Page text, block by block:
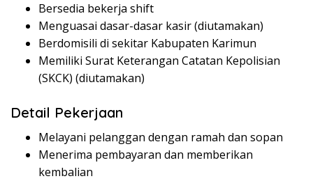
Bersedia bekerja shift
Menguasai dasar-dasar kasir (diutamakan)
Berdomisili di sekitar Kabupaten Karimun
Memiliki Surat Keterangan Catatan Kepolisian
(SKCK) (diutamakan)
Detail Pekerjaan
Melayani pelanggan dengan ramah dan sopan
Menerima pembayaran dan memberikan
kembalian